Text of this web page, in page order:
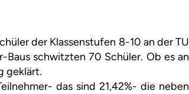
der Klassenstufen 8-10 an der TU
Baus schwitzten 70 Schüler. Ob es an
geklärt.
das sind 21,42%- die neben